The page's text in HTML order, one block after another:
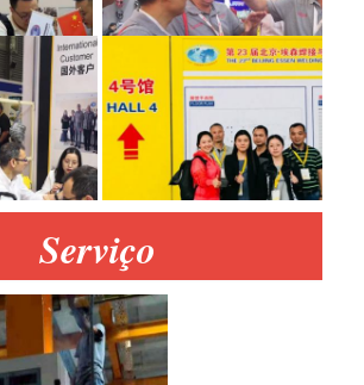
Serviço